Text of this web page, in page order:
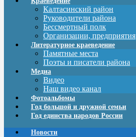
Калтасинский район
Руководители района
Бессмертный полк
Организации, предприятия
Литературное краеведение
Памятные места
Поэты и писатели района
Медиа
Видео
Наш видео канал
Фотоальбомы
Год большой и дружной семьи
Год единства народов России
Новости